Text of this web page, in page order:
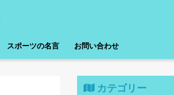
スポーツの名言 お問い合わせ
カテゴリー